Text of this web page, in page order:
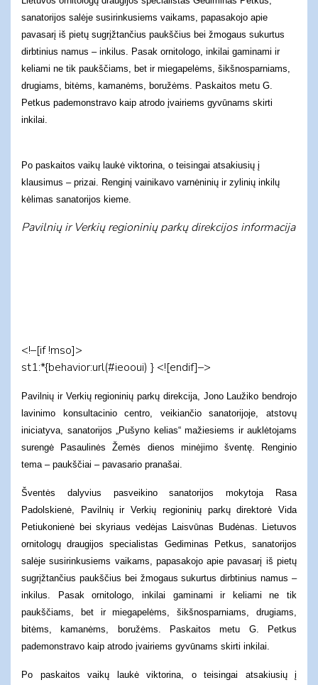
sanatorijos salėje susirinkusiems vaikams, papasakojo apie
pavasarį iš pietų sugrįžtančius paukščius bei žmogaus sukurtus
dirbtinius namus – inkilus. Pasak ornitologo, inkilai gaminami ir
keliami ne tik paukščiams, bet ir miegapelėms, šikšnosparniams,
drugiams, bitėms, kamanėms, boružėms. Paskaitos metu G.
Petkus pademonstravo kaip atrodo įvairiems gyvūnams skirti
inkilai.
Po paskaitos vaikų laukė viktorina, o teisingai atsakiusių į
klausimus – prizai. Renginį vainikavo varnėninių ir zylinių inkilų
kėlimas sanatorijos kieme.
Pavilnių ir Verkių regioninių parkų direkcijos informacija
<!–[if !mso]>
st1:*{behavior:url(#ieooui) } <![endif]–>
Pavilnių ir Verkių regioninių parkų direkcija, Jono Laužiko bendrojo
lavinimo konsultacinio centro, veikiančio sanatorijoje, atstovų
iniciatyva, sanatorijos „Pušyno kelias“ mažiesiems ir auklėtojams
surengė Pasaulinės Žemės dienos minėjimo šventę. Renginio
tema – paukščiai – pavasario pranašai.
Šventės dalyvius pasveikino sanatorijos mokytoja Rasa
Padolskienė, Pavilnių ir Verkių regioninių parkų direktorė Vida
Petiukonienė bei skyriaus vedėjas Laisvūnas Budėnas.
Lietuvos
ornitologų draugijos specialistas Gediminas Petkus, sanatorijos
salėje susirinkusiems vaikams, papasakojo apie pavasarį iš pietų
sugrįžtančius paukščius bei žmogaus sukurtus dirbtinius namus –
inkilus. Pasak ornitologo, inkilai gaminami ir keliami ne tik
paukščiams, bet ir miegapelėms, šikšnosparniams, drugiams,
bitėms, kamanėms, boružėms. Paskaitos metu G. Petkus
pademonstravo kaip atrodo įvairiems gyvūnams skirti inkilai.
Po paskaitos vaikų laukė viktorina, o teisingai atsakiusių į